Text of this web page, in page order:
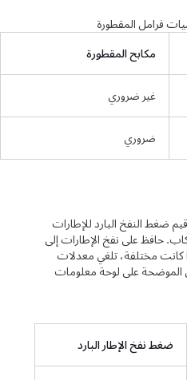
المقطورة
مكابح المقطورة
غير ضروري
ضروري
النفخ البارد للإطارات
حافظ على نفخ الإطارات إلى
مختلفة، تلغي معدلات
على لوحة معلومات
ضغط نفخ الإطار البارد